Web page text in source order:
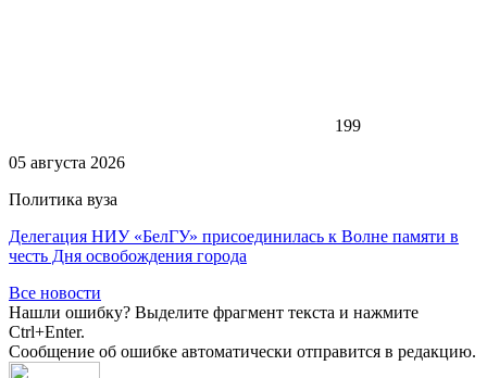
199
05 августа 2026
Политика вуза
Делегация НИУ «БелГУ» присоединилась к Волне памяти в
честь Дня освобождения города
Все новости
Нашли ошибку? Выделите фрагмент текста и нажмите
Ctrl+Enter.
Сообщение об ошибке автоматически отправится в редакцию.